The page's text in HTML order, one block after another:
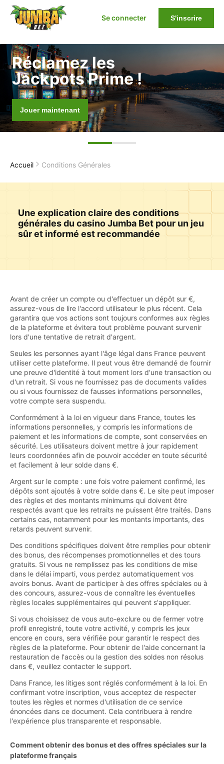
Se connecter S'inscrire
Réclamez les
Jackpots Prime !
Jouer maintenant
Accueil Conditions Générales
Une explication claire des conditions
générales du casino Jumba Bet pour un jeu
sûr et informé est recommandée
Avant de créer un compte ou d'effectuer un dépôt sur €,
assurez-vous de lire l'accord utilisateur le plus récent. Cela
garantira que vos actions sont toujours conformes aux règles
de la plateforme et évitera tout problème pouvant survenir
lors d'une tentative de retrait d'argent.
Seules les personnes ayant l'âge légal dans France peuvent
utiliser cette plateforme. Il peut vous être demandé de fournir
une preuve d'identité à tout moment lors d'une transaction ou
d'un retrait. Si vous ne fournissez pas de documents valides
ou si vous fournissez de fausses informations personnelles,
votre compte sera suspendu.
Conformément à la loi en vigueur dans France, toutes les
informations personnelles, y compris les informations de
paiement et les informations de compte, sont conservées en
sécurité. Les utilisateurs doivent mettre à jour rapidement
leurs coordonnées afin de pouvoir accéder en toute sécurité
et facilement à leur solde dans €.
Argent sur le compte : une fois votre paiement confirmé, les
dépôts sont ajoutés à votre solde dans €. Le site peut imposer
des règles et des montants minimums qui doivent être
respectés avant que les retraits ne puissent être traités. Dans
certains cas, notamment pour les montants importants, des
retards peuvent survenir.
Des conditions spécifiques doivent être remplies pour obtenir
des bonus, des récompenses promotionnelles et des tours
gratuits. Si vous ne remplissez pas les conditions de mise
dans le délai imparti, vous perdez automatiquement vos
avoirs bonus. Avant de participer à des offres spéciales ou à
des concours, assurez-vous de connaître les éventuelles
règles locales supplémentaires qui peuvent s'appliquer.
Si vous choisissez de vous auto-exclure ou de fermer votre
profil enregistré, toute votre activité, y compris les jeux
encore en cours, sera vérifiée pour garantir le respect des
règles de la plateforme. Pour obtenir de l'aide concernant la
restauration de l'accès ou la gestion des soldes non résolus
dans €, veuillez contacter le support.
Dans France, les litiges sont réglés conformément à la loi. En
confirmant votre inscription, vous acceptez de respecter
toutes les règles et normes d'utilisation de ce service
énoncées dans ce document. Cela contribuera à rendre
l'expérience plus transparente et responsable.
Comment obtenir des bonus et des offres spéciales sur la
plateforme français